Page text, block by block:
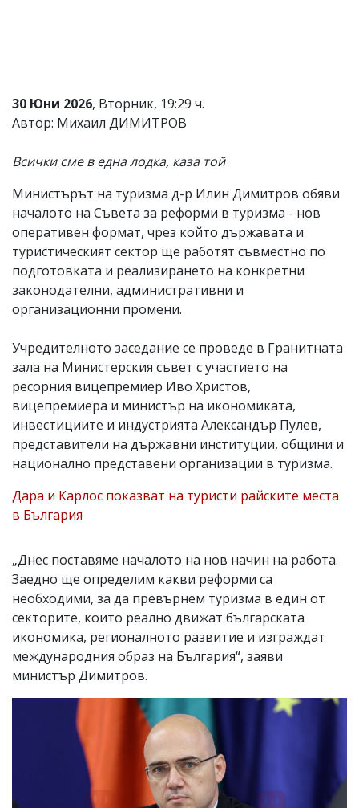
отговорност
за
откриете
за
вас
моля
сигнализирайте
ни!
30 Юни 2026, Вторник, 19:29 ч.
Автор: Михаил ДИМИТРОВ
Всички сме в една лодка, каза той
Министърът на туризма д-р Илин Димитров обяви
началото на Съвета за реформи в туризма - нов
оперативен формат, чрез който държавата и
туристическият сектор ще работят съвместно по
подготовката и реализирането на конкретни
законодателни, административни и
организационни промени.
Учредителното заседание се проведе в Гранитната
зала на Министерския съвет с участието на
ресорния вицепремиер Иво Христов,
вицепремиера и министър на икономиката,
инвестициите и индустрията Александър Пулев,
представители на държавни институции, общини и
национално представени организации в туризма.
Дара и Карлос показват на туристи райските места
в България
„Днес поставяме началото на нов начин на работа.
Заедно ще определим какви реформи са
необходими, за да превърнем туризма в един от
секторите, които реално движат българската
икономика, регионалното развитие и изграждат
международния образ на България“, заяви
министър Димитров.